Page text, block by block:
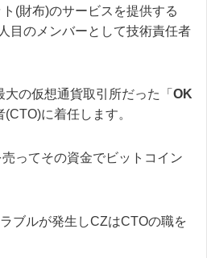
(財布)のサービスを提供する
目のメンバーとして技術責任者
の仮想通貨取引所だった「 OK
(CTO)に着任します。
ってその資金でビットコイン
ブルが発生しCZはCTOの職を